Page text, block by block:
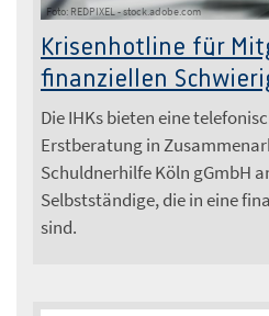
Foto: REDPIXEL - stock.adobe.com
Krisenhotline für
finanziellen
Die IHKs bieten eine
Erstberatung in
Schuldnerhilfe Köln gGmbH
Selbstständige, die in eine
sind.